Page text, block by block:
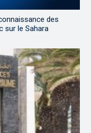
des
sur le Sahara